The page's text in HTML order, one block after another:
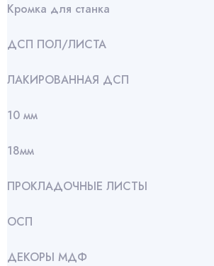
Кромка для станка
ДСП ПОЛ/ЛИСТА
ЛАКИРОВАННАЯ ДСП
10 мм
18мм
ПРОКЛАДОЧНЫЕ ЛИСТЫ
ОСП
ДЕКОРЫ МДФ